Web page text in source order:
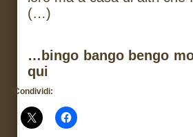
(…)
…bingo bango bengo
qui
Condividi: